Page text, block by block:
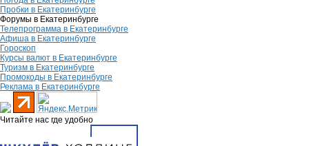
Пробки в Екатеринбурге
Форумы в Екатеринбурге
Телепрограмма в Екатеринбурге
Афиша в Екатеринбурге
Гороскоп
Курсы валют в Екатеринбурге
Туризм в Екатеринбурге
Промокоды в Екатеринбурге
Реклама в Екатеринбурге
Читайте нас где удобно